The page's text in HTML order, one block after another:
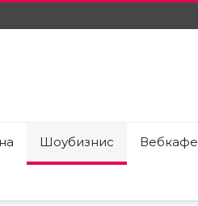
Шоубизнис Вебкафе